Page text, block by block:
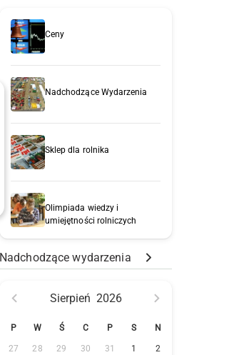
Ceny
Nadchodzące Wydarzenia
Sklep dla rolnika
Olimpiada wiedzy i
umiejętności rolniczych
Nadchodzące wydarzenia
Sierpień 2026
P W Ś C P S N
27 28 29 30 31 1
2